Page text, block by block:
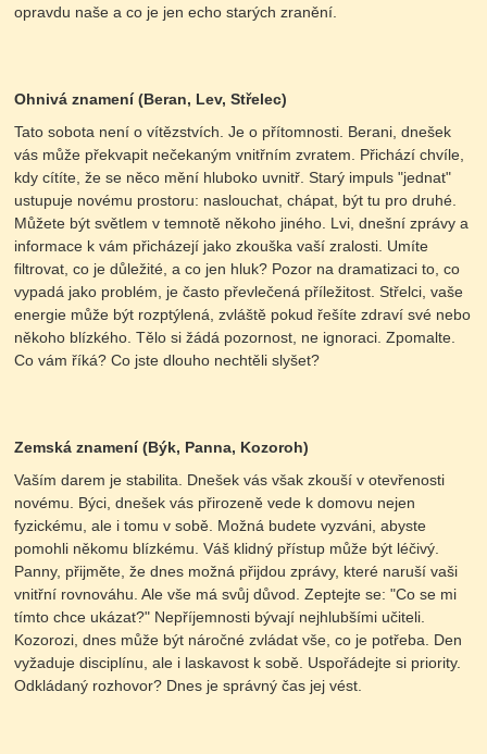
opravdu naše a co je jen echo starých zranění.
Ohnivá znamení (Beran, Lev, Střelec)
Tato sobota není o vítězstvích. Je o přítomnosti. Berani, dnešek
vás může překvapit nečekaným vnitřním zvratem. Přichází chvíle,
kdy cítíte, že se něco mění hluboko uvnitř. Starý impuls "jednat"
ustupuje novému prostoru: naslouchat, chápat, být tu pro druhé.
Můžete být světlem v temnotě někoho jiného. Lvi, dnešní zprávy a
informace k vám přicházejí jako zkouška vaší zralosti. Umíte
filtrovat, co je důležité, a co jen hluk? Pozor na dramatizaci to, co
vypadá jako problém, je často převlečená příležitost. Střelci, vaše
energie může být rozptýlená, zvláště pokud řešíte zdraví své nebo
někoho blízkého. Tělo si žádá pozornost, ne ignoraci. Zpomalte.
Co vám říká? Co jste dlouho nechtěli slyšet?
Zemská znamení (Býk, Panna, Kozoroh)
Vaším darem je stabilita. Dnešek vás však zkouší v otevřenosti
novému. Býci, dnešek vás přirozeně vede k domovu nejen
fyzickému, ale i tomu v sobě. Možná budete vyzváni, abyste
pomohli někomu blízkému. Váš klidný přístup může být léčivý.
Panny, přijměte, že dnes možná přijdou zprávy, které naruší vaši
vnitřní rovnováhu. Ale vše má svůj důvod. Zeptejte se: "Co se mi
tímto chce ukázat?" Nepříjemnosti bývají nejhlubšími učiteli.
Kozorozi, dnes může být náročné zvládat vše, co je potřeba. Den
vyžaduje disciplínu, ale i laskavost k sobě. Uspořádejte si priority.
Odkládaný rozhovor? Dnes je správný čas jej vést.